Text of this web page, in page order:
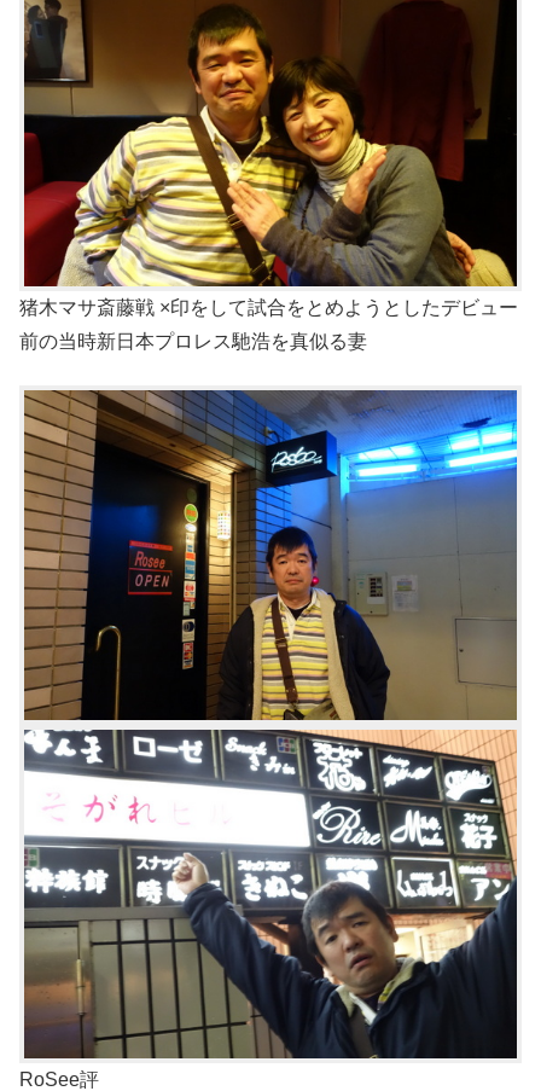
猪木マサ斎藤戦 ×印をして試合をとめようとしたデビュー
前の当時新日本プロレス馳浩を真似る妻
RoSee評